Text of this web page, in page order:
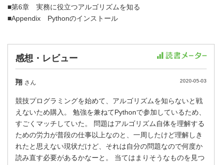
■第6章 実務に役立つアルゴリズムを知る
■Appendix Pythonのインストール
感想・レビュー
翔 さん 2020-05-03
競技プログラミングを始めて、アルゴリズムを知らないと戦
えないため購入。 勉強を兼ねてPythonで参加しているため、
すごくマッチしていた。 問題はアルゴリズム自体を理解する
ための労力が普段の仕事以上なのと、一周したけど理解しき
れたと思えない現状だけど、それは自分の問題なので何度か
読み直す必要があるかなーと。 当てはまりそうなものを見つ